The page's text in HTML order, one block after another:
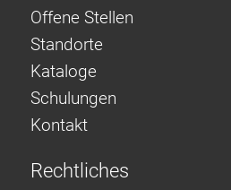
Offene Stellen
Standorte
Kataloge
Schulungen
Kontakt
Rechtliches